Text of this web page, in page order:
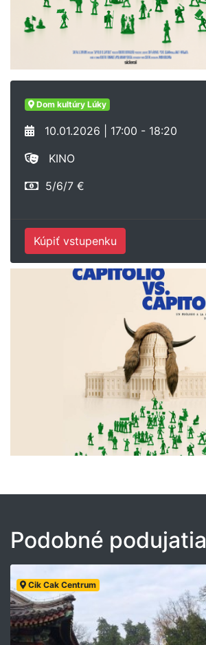
Dom kultúry Lúky
10.01.2026 | 17:00 - 18:20
KINO
5/6/7 €
Kúpiť vstupenku
Podobné podujatia
Cik Cak Centrum